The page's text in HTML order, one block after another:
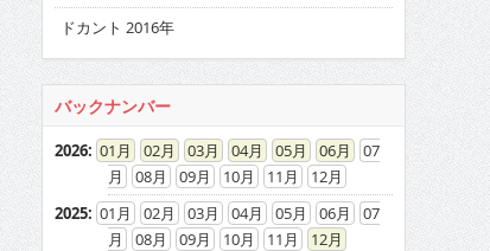
ドカント 2016年
バックナンバー
2026: 01 02 03 04 05 06
07
08
09 10 11
12
2025: 01 02 03 04 05 06
07
08
09 10 11
12